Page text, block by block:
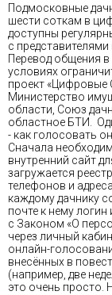
Подмосковные
шести соткам в
доступны
с
Перевод общения
условиях
проект «Цифровые
Министерство
области, Союз
областное БТИ.
- как голосовать
Сначала
внутренний сайт
загружается
телефонов и
каждому дачнику
почте к нему
с Законом «О
через личный
онлайн-
внесённых в
(например, две
это очень просто.